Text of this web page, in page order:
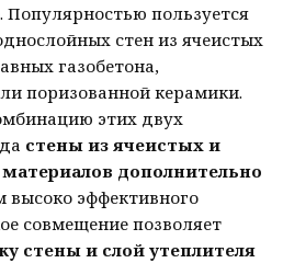
. Популярностью пользуется
стен из ячеистых
газобетона,
поризованной керамики.
этих двух
стены из ячеистых и
дополнительно
высоко эффективного
совмещение позволяет
стены и слой утеплителя